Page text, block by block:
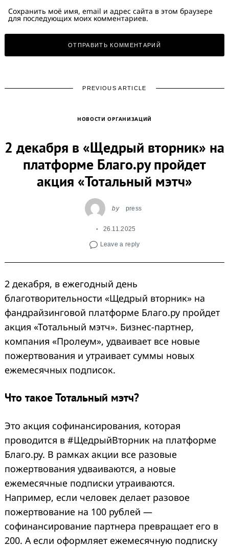
Сохранить моё имя, email и адрес сайта в этом браузере
для последующих моих комментариев.
PREVIOUS ARTICLE
НОВОСТИ ОРГАНИЗАЦИЙ
2 декабря в «Щедрый вторник» на
платформе Благо.ру пройдет
акция «Тотальный мэтч»
by press
26.11.2025
Leave a reply
2 декабря, в ежегодный день
благотворительности «Щедрый вторник» на
фандрайзинговой платформе Благо.ру пройдет
акция «Тотальный мэтч». Бизнес-партнер,
компания «Пролеум», удваивает все новые
пожертвования и утраивает суммы новых
ежемесячных подписок.
Что такое Тотальный мэтч?
Это акция софинансирования, которая
проводится в #ЩедрыйВторник на платформе
Благо.ру. В рамках акции все разовые
пожертвования удваиваются, а новые
ежемесячные подписки утраиваются.
Например, если человек делает разовое
пожертвование на 100 рублей —
софинансирование партнера превращает его в
200. А если оформляет ежемесячную подписку
Search
for: